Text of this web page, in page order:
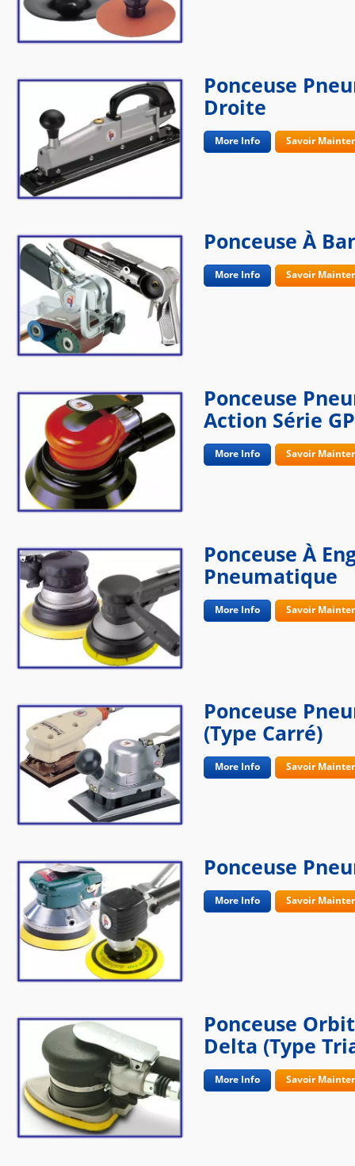
Ponceuse
Droite
More Info Savoir
Ponceuse À
More Info Savoir
Ponceuse
Action Série
More Info Savoir
Ponceuse À
Pneumatique
More Info Savoir
Ponceuse
(type Carré)
More Info Savoir
Ponceuse
More Info Savoir
Ponceuse
Delta (type
More Info Savoir